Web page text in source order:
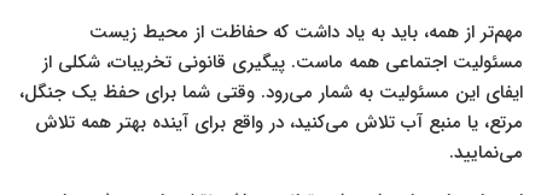
مهم‌تر از همه، باید به یاد داشت که حفاظت از محیط زیست
مسئولیت اجتماعی همه ماست. پیگیری قانونی تخریبات، شکلی از
ایفای این مسئولیت به شمار می‌رود. وقتی شما برای حفظ یک جنگل،
مرتع، یا منبع آب تلاش می‌کنید، در واقع برای آینده بهتر همه تلاش
می‌نمایید.